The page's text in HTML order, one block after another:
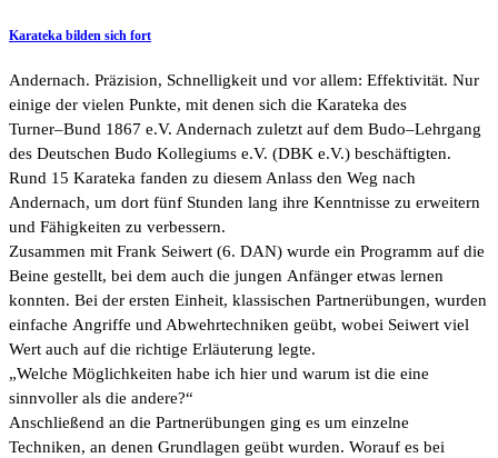
Karateka bilden sich fort
Andernach. Präzision, Schnelligkeit und vor allem: Effektivität. Nur
einige der vielen Punkte, mit denen sich die Karateka des
Turner–Bund 1867 e.V. Andernach zuletzt auf dem Budo–Lehrgang
des Deutschen Budo Kollegiums e.V. (DBK e.V.) beschäftigten.
Rund 15 Karateka fanden zu diesem Anlass den Weg nach
Andernach, um dort fünf Stunden lang ihre Kenntnisse zu erweitern
und Fähigkeiten zu verbessern.
Zusammen mit Frank Seiwert (6. DAN) wurde ein Programm auf die
Beine gestellt, bei dem auch die jungen Anfänger etwas lernen
konnten. Bei der ersten Einheit, klassischen Partnerübungen, wurden
einfache Angriffe und Abwehrtechniken geübt, wobei Seiwert viel
Wert auch auf die richtige Erläuterung legte.
„Welche Möglichkeiten habe ich hier und warum ist die eine
sinnvoller als die andere?“
Anschließend an die Partnerübungen ging es um einzelne
Techniken, an denen Grundlagen geübt wurden. Worauf es bei